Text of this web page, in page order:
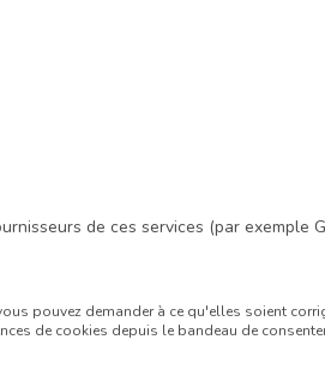
de ces services (par exemple
pouvez demander à ce qu'elles soient
de cookies depuis le bandeau de